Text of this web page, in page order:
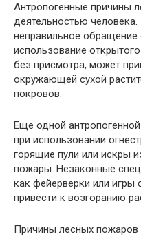
Антропогенные причины
деятельностью человека.
неправильное обращение
использование
без присмотра, может
окружающей сухой
покровов.
Еще одной антропогенной
при использовании
горящие пули или искры
пожары. Незаконные
как фейерверки или игры
привести к возгоранию
Причины лесных